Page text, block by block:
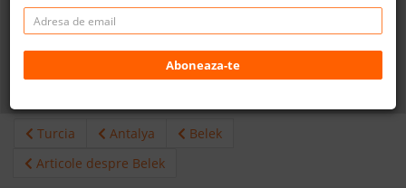
Turcia Antalya
Belek
Articole despre Belek
CONTACT
Aboneaza-te